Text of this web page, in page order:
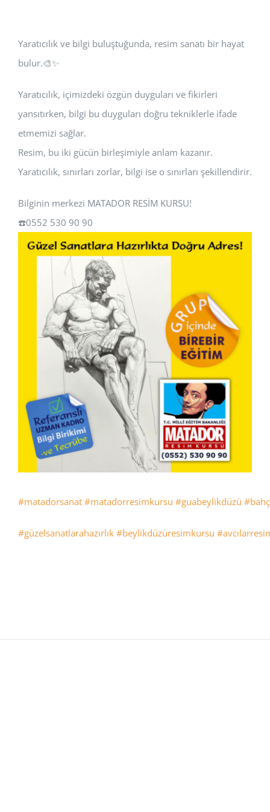
Yaratıcılık ve bilgi buluştuğunda, resim sanatı bir hayat
bulur.🎨✨
Yaratıcılık, içimizdeki özgün duyguları ve fikirleri
yansıtırken, bilgi bu duyguları doğru tekniklerle ifade
etmemizi sağlar.
Resim, bu iki gücün birleşimiyle anlam kazanır.
Yaratıcılık, sınırları zorlar, bilgi ise o sınırları şekillendirir.
Bilginin merkezi MATADOR RESİM KURSU!
☎️0552 530 90 90
#matadorsanat #matadorresimkursu #guabeylikdüzü
#güzelsanatlarahazırlık #beylikdüzüresimkursu